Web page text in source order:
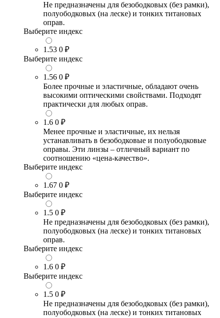
Не предназначены для безободковых (без рамки),
полуободковых (на леске) и тонких титановых
оправ.
Выберите индекс
1.53 0 ₽
Выберите индекс
1.56 0 ₽
Более прочные и эластичные, обладают очень
высокими оптическими свойствами. Подходят
практически для любых оправ.
1.6 0 ₽
Менее прочные и эластичные, их нельзя
устанавливать в безободковые и полуободковые
оправы. Эти линзы – отличный вариант по
соотношению «цена-качество».
Выберите индекс
1.67 0 ₽
Выберите индекс
1.5 0 ₽
Не предназначены для безободковых (без рамки),
полуободковых (на леске) и тонких титановых
оправ.
Выберите индекс
1.6 0 ₽
Выберите индекс
1.5 0 ₽
Не предназначены для безободковых (без рамки),
полуободковых (на леске) и тонких титановых